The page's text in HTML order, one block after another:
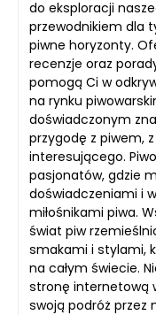
do eksploracji
przewodnikiem dla
piwne horyzonty.
recenzje oraz
pomogą Ci w
na rynku
doświadczonym
przygodę z piwem,
interesującego.
pasjonatów, gdzie
doświadczeniami i
miłośnikami piwa.
świat piw
smakami i stylami,
na całym świecie.
stronę internetową
swoją podróż przez